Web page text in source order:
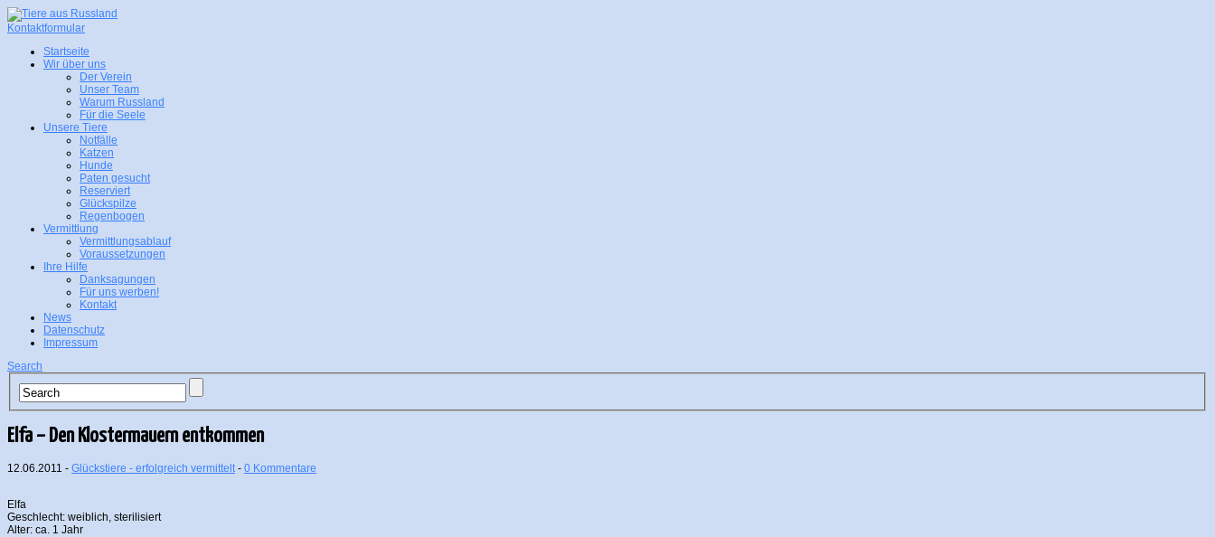
Kontaktformular
Startseite
Wir über uns
Der Verein
Unser Team
Warum Russland
Für die Seele
Unsere Tiere
Notfälle
Katzen
Hunde
Paten gesucht
Reserviert
Glückspilze
Regenbogen
Vermittlung
Vermittlungsablauf
Voraussetzungen
Ihre Hilfe
Danksagungen
Für uns werben!
Kontakt
News
Datenschutz
Impressum
Search
Elfa – Den Klostermauern entkommen
12.06.2011 - Glückstiere - erfolgreich vermittelt- 0 Kommentare
Elfa
Geschlecht: weiblich, sterilisiert
Alter: ca. 1 Jahr